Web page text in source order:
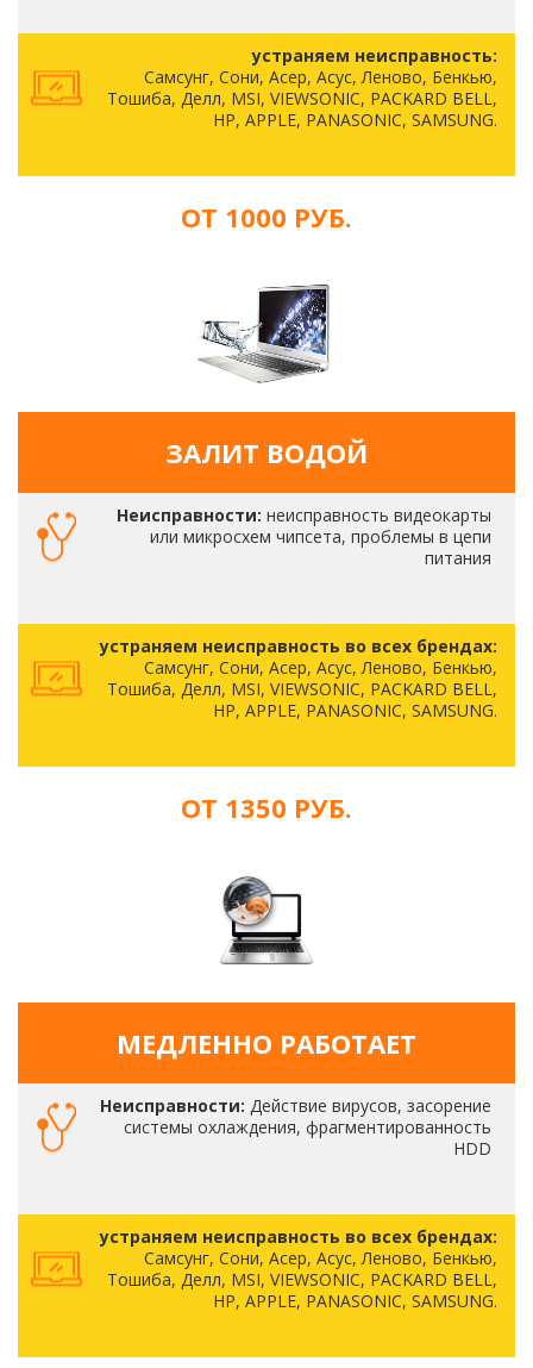
устраняем неисправность:
Самсунг, Сони, Асер, Асус, Леново, Бенкью,
Тошиба, Делл, MSI, VIEWSONIC, PACKARD BELL,
HP, APPLE, PANASONIC, SAMSUNG.
ОТ 1000 РУБ.
ЗАЛИТ ВОДОЙ
Неисправности: неисправность видеокарты
или микросхем чипсета, проблемы в цепи
питания
устраняем неисправность во всех брендах:
Самсунг, Сони, Асер, Асус, Леново, Бенкью,
Тошиба, Делл, MSI, VIEWSONIC, PACKARD BELL,
HP, APPLE, PANASONIC, SAMSUNG.
ОТ 1350 РУБ.
МЕДЛЕННО РАБОТАЕТ
Неисправности: Действие вирусов, засорение
системы охлаждения, фрагментированность
HDD
устраняем неисправность во всех брендах:
Самсунг, Сони, Асер, Асус, Леново, Бенкью,
Тошиба, Делл, MSI, VIEWSONIC, PACKARD BELL,
HP, APPLE, PANASONIC, SAMSUNG.